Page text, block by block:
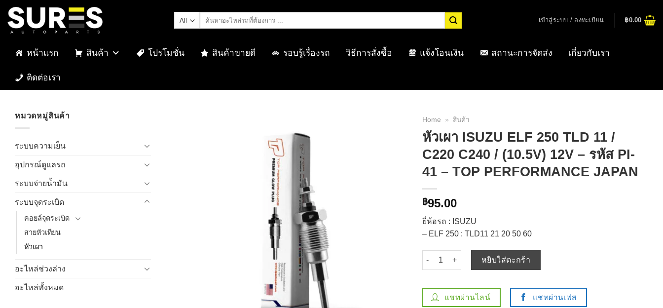
Skip
content
ค้นหา:
เข้าสู่ระบบ / ลงทะเบียน ฿0.00
หน้าแรก สินค้า โปรโมชั่น สินค้าขายดี รอบรู้เรื่องรถ วิธีการสั่งซื้อ แจ้งโอนเงิน สถานะการจัดส่ง เกี่ยวกับเรา
ติดต่อเรา
หมวดหมู่สินค้า
ระบบความเย็น
อุปกรณ์ดูแลรถ
ระบบจ่ายน้ำมัน
ระบบจุดระเบิด
คอยล์จุดระเบิด
สายหัวเทียน
หัวเผา
อะไหล่ช่วงล่าง
อะไหล่ทั้งหมด
Home » สินค้า
หัวเผา ISUZU ELF 250 TLD 11 /
C220 C240 / (10.5V) 12V – รหัส PI-
41 – TOP PERFORMANCE JAPAN
฿95.00
ยี่ห้อรถ : ISUZU
– ELF 250 : TLD11 21 20 50 60
จำนวน หัวเผา ISUZU ELF 250 TLD 11 / C220 C240 / (10.5V) 12V - รหัส PI-
หยิบใส่ตะกร้า
แชทผ่านไลน์ แชทผ่านเฟส